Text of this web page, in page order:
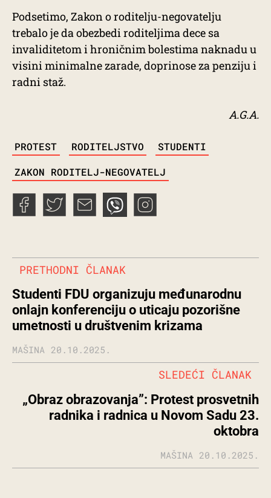
Podsetimo, Zakon o roditelju-negovatelju
trebalo je da obezbedi roditeljima dece sa
invaliditetom i hroničnim bolestima naknadu u
visini minimalne zarade, doprinose za penziju i
radni staž.
A.G.A.
PROTEST RODITELJSTVO STUDENTI
ZAKON RODITELJ-NEGOVATELJ
PRETHODNI ČLANAK
Studenti FDU organizuju međunarodnu
onlajn konferenciju o uticaju pozorišne
umetnosti u društvenim krizama
MAŠINA 20.10.2025.
„Obraz obrazovanja”: Protest prosvetnih
radnika i radnica u Novom Sadu 23.
oktobra
SLEDEĆI ČLANAK
MAŠINA 20.10.2025.